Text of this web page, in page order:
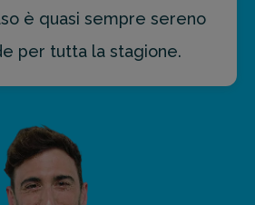
è quasi sempre sereno
per tutta la stagione.